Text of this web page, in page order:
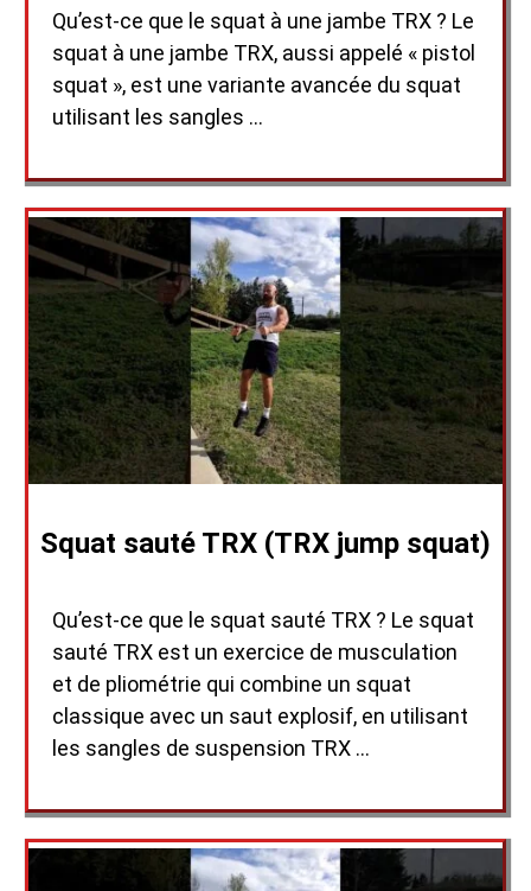
Qu’est-ce que le squat à une jambe TRX ? Le
squat à une jambe TRX, aussi appelé « pistol
squat », est une variante avancée du squat
utilisant les sangles …
Squat sauté TRX (TRX jump squat)
Qu’est-ce que le squat sauté TRX ? Le squat
sauté TRX est un exercice de musculation
et de pliométrie qui combine un squat
classique avec un saut explosif, en utilisant
les sangles de suspension TRX …